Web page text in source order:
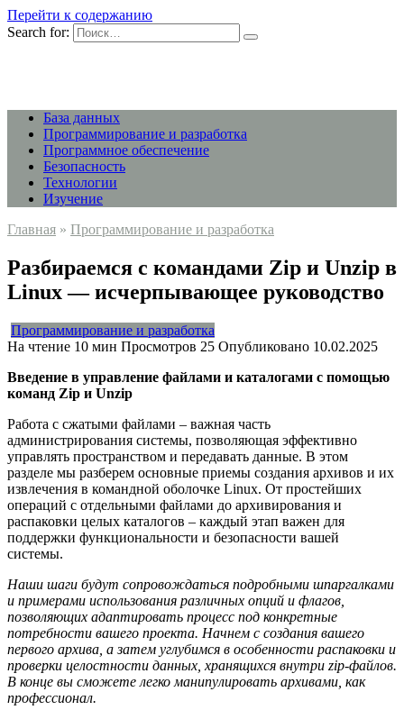
Перейти к содержанию
Search for:
База данных
Программирование и разработка
Программное обеспечение
Безопасность
Технологии
Изучение
Главная » Программирование и разработка
Разбираемся с командами Zip и Unzip в
Linux — исчерпывающее руководство
Программирование и разработка
На чтение 10 мин Просмотров 25 Опубликовано 10.02.2025
Введение в управление файлами и каталогами с помощью
команд Zip и Unzip
Работа с сжатыми файлами – важная часть
администрирования системы, позволяющая эффективно
управлять пространством и передавать данные. В этом
разделе мы разберем основные приемы создания архивов и их
извлечения в командной оболочке Linux. От простейших
операций с отдельными файлами до архивирования и
распаковки целых каталогов – каждый этап важен для
поддержки функциональности и безопасности вашей
системы.
Наши шаги будут сопровождаться подробными шпаргалками
и примерами использования различных опций и флагов,
позволяющих адаптировать процесс под конкретные
потребности вашего проекта. Начнем с создания вашего
первого архива, а затем углубимся в особенности распаковки и
проверки целостности данных, хранящихся внутри zip-файлов.
В конце вы сможете легко манипулировать архивами, как
профессионал.